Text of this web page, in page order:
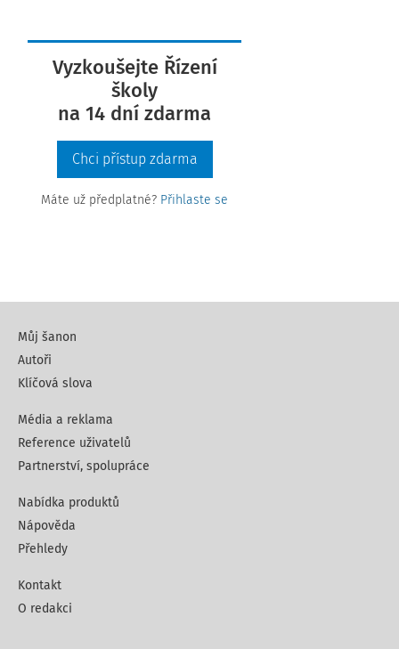
Vyzkoušejte Řízení
školy
na 14 dní zdarma
Chci přístup zdarma
Máte už předplatné? Přihlaste se
Můj šanon
Autoři
Klíčová slova
Média a reklama
Reference uživatelů
Partnerství, spolupráce
Nabídka produktů
Nápověda
Přehledy
Kontakt
O redakci